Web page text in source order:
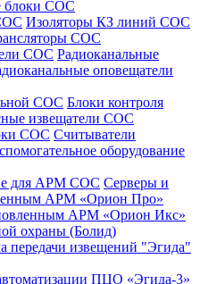
блоки СОС
Изоляторы КЗ линий СОС
СОС
СОС Радиоканальные
оповещатели
СОС Блоки контроля
извещатели СОС
СОС Считыватели
оборудование
для АРМ СОС Серверы и
АРМ «Орион Про»
АРМ «Орион Икс»
охраны (Болид)
передачи извещений "Эгида"
ПЦО «Эгида-3»